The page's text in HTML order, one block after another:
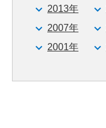
2013年
2007年
2001年